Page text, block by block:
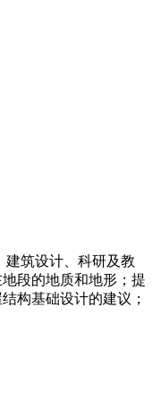
建筑设计、科研及教
段的地质和地形；提
构基础设计的建议；